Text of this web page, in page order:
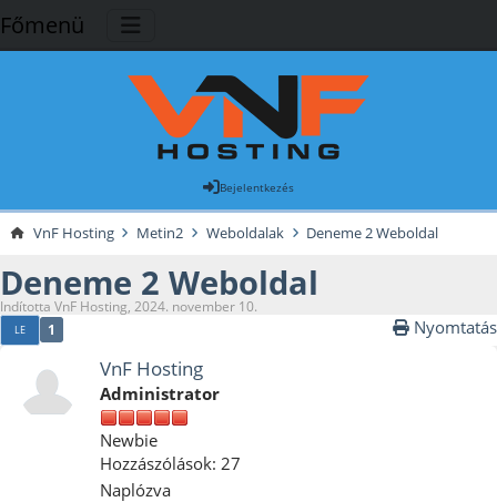
Főmenü
Bejelentkezés
VnF Hosting Metin2 Weboldalak Deneme 2 Weboldal
Deneme 2 Weboldal
Indította VnF Hosting, 2024. november 10.
LE 1 Nyomtatás
VnF Hosting
Administrator
Newbie
Hozzászólások: 27
Naplózva